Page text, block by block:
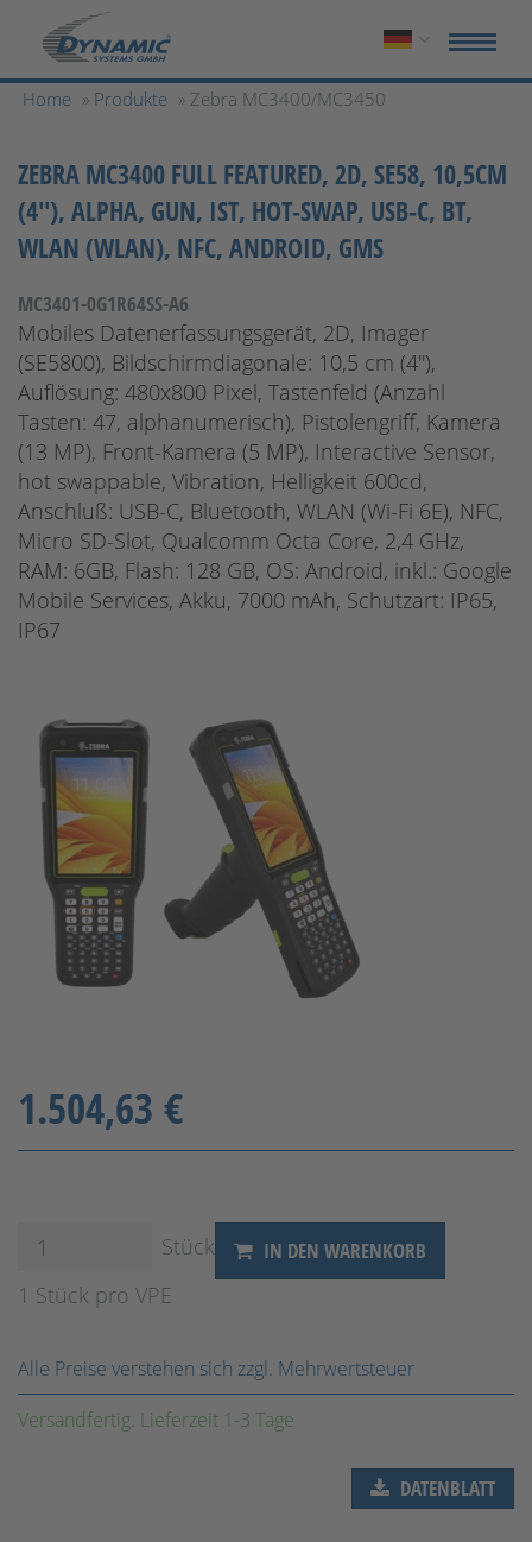
Home » Produkte » Zebra MC3400/MC3450
ZEBRA MC3400 FULL FEATURED, 2D, SE58, 10,5CM
(4''), ALPHA, GUN, IST, HOT-SWAP, USB-C, BT,
WLAN (WLAN), NFC, ANDROID, GMS
MC3401-0G1R64SS-A6
Mobiles Datenerfassungsgerät, 2D, Imager
(SE5800), Bildschirmdiagonale: 10,5 cm (4''),
Auflösung: 480x800 Pixel, Tastenfeld (Anzahl
Tasten: 47, alphanumerisch), Pistolengriff, Kamera
(13 MP), Front-Kamera (5 MP), Interactive Sensor,
hot swappable, Vibration, Helligkeit 600cd,
Anschluß: USB-C, Bluetooth, WLAN (Wi-Fi 6E), NFC,
Micro SD-Slot, Qualcomm Octa Core, 2,4 GHz,
RAM: 6GB, Flash: 128 GB, OS: Android, inkl.: Google
Mobile Services, Akku, 7000 mAh, Schutzart: IP65,
IP67
1.504,63 €
Stück IN DEN WARENKORB
1 Stück pro VPE
Alle Preise verstehen sich zzgl. Mehrwertsteuer
Versandfertig. Lieferzeit 1-3 Tage
DATENBLATT